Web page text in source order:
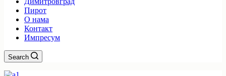
Пирот
О нама
Контакт
Импресум
Search